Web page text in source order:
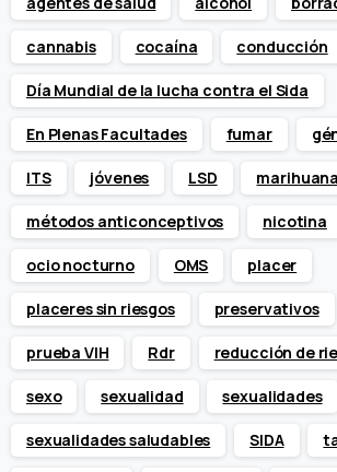
cannabis cocaína conducción
Día Mundial de la lucha contra el Sida
En Plenas Facultades fumar
ITS jóvenes LSD marihuana
métodos anticonceptivos nicotina
ocio nocturno OMS placer
placeres sin riesgos preservativos
prueba VIH Rdr reducción de
sexo sexualidad sexualidades
sexualidades saludables SIDA